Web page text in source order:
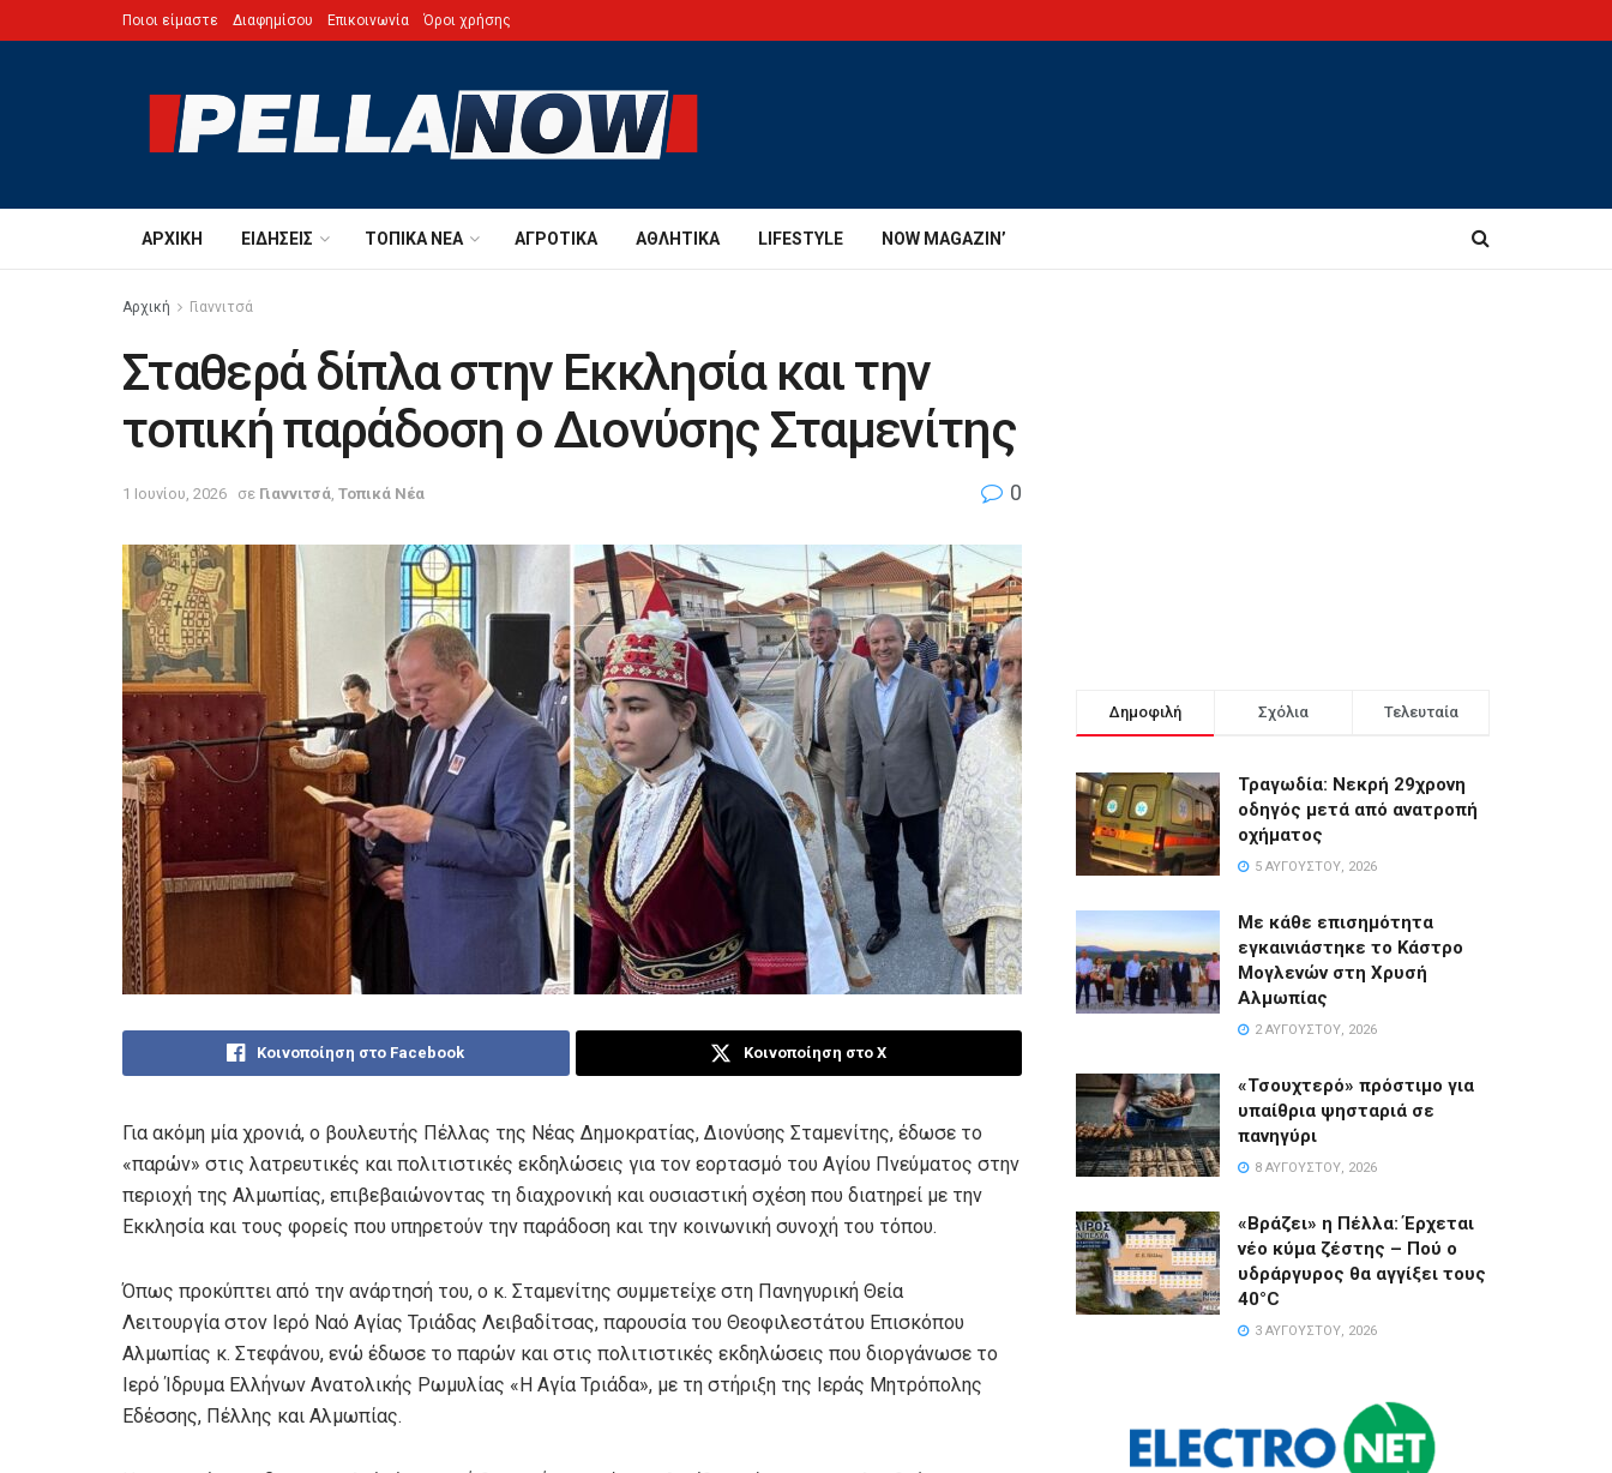
Ποιοι είμαστε Διαφημίσου Επικοινωνία Όροι χρήσης
ΑΡΧΙΚΉ ΕΙΔΉΣΕΙΣ ΤΟΠΙΚΆ ΝΈΑ ΑΓΡΟΤΙΚΆ ΑΘΛΗΤΙΚΆ LIFESTYLE NOW MAGAZIN’
Αρχική Γιαννιτσά
Σταθερά δίπλα στην Εκκλησία και την
τοπική παράδοση ο Διονύσης Σταμενίτης
1 Ιουνίου, 2026 σε Γιαννιτσά Τοπικά Νέα 0
Κοινοποίηση στο Facebook Κοινοποίηση στο X
Για ακόμη μία χρονιά, ο βουλευτής Πέλλας της Νέας Δημοκρατίας, Διονύσης Σταμενίτης, έδωσε το
«παρών» στις λατρευτικές και πολιτιστικές εκδηλώσεις για τον εορτασμό του Αγίου Πνεύματος στην
περιοχή της Αλμωπίας, επιβεβαιώνοντας τη διαχρονική και ουσιαστική σχέση που διατηρεί με την
Εκκλησία και τους φορείς που υπηρετούν την παράδοση και την κοινωνική συνοχή του τόπου.
Όπως προκύπτει από την ανάρτησή του, ο κ. Σταμενίτης συμμετείχε στη Πανηγυρική Θεία
Λειτουργία στον Ιερό Ναό Αγίας Τριάδας Λειβαδίτσας, παρουσία του Θεοφιλεστάτου Επισκόπου
Αλμωπίας κ. Στεφάνου, ενώ έδωσε το παρών και στις πολιτιστικές εκδηλώσεις που διοργάνωσε το
Ιερό Ίδρυμα Ελλήνων Ανατολικής Ρωμυλίας «Η Αγία Τριάδα», με τη στήριξη της Ιεράς Μητρόπολης
Εδέσσης, Πέλλης και Αλμωπίας.
Δημοφιλή Σχόλια Τελευταία
Τραγωδία: Νεκρή 29χρονη
οδηγός μετά από ανατροπή
οχήματος
5 ΑΥΓΟΎΣΤΟΥ, 2026
Με κάθε επισημότητα
εγκαινιάστηκε το Κάστρο
Μογλενών στη Χρυσή
Αλμωπίας
2 ΑΥΓΟΎΣΤΟΥ, 2026
«Τσουχτερό» πρόστιμο για
υπαίθρια ψησταριά σε
πανηγύρι
8 ΑΥΓΟΎΣΤΟΥ, 2026
«Βράζει» η Πέλλα: Έρχεται
νέο κύμα ζέστης – Πού ο
υδράργυρος θα αγγίξει τους
40°C
3 ΑΥΓΟΎΣΤΟΥ, 2026